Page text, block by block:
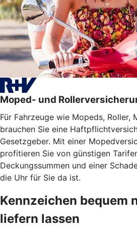
Moped- und
Für Fahrzeuge wie Mopeds, Roller,
brauchen Sie eine
Gesetzgeber. Mit einer
profitieren Sie von günstigen
Deckungssummen und einer
die Uhr für Sie da ist.
Kennzeichen bequem
liefern lassen